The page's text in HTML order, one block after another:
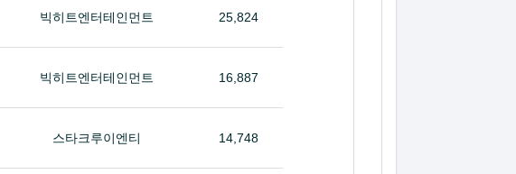
빅히트엔터테인먼트 25,824
빅히트엔터테인먼트 16,887
스타크루이엔티 14,748